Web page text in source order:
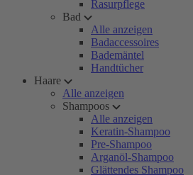
Rasurpflege
Bad
Alle anzeigen
Badaccessoires
Bademäntel
Handtücher
Haare
Alle anzeigen
Shampoos
Alle anzeigen
Keratin-Shampoo
Pre-Shampoo
Arganöl-Shampoo
Glättendes Shampoo